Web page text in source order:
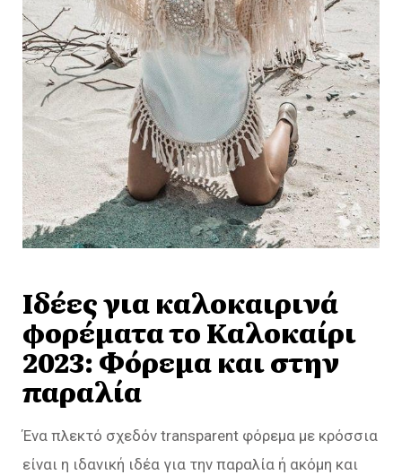
Ιδέες για καλοκαιρινά
φορέματα το Καλοκαίρι
2023: Φόρεμα και στην
παραλία
Ένα πλεκτό σχεδόν transparent φόρεμα με κρόσσια
είναι η ιδανική ιδέα για την παραλία ή ακόμη και